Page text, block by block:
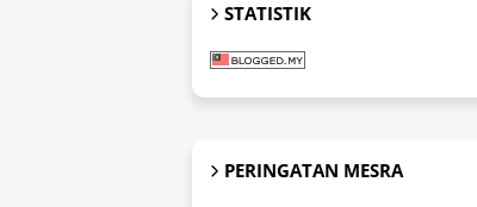
STATISTIK
PERINGATAN MESRA